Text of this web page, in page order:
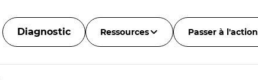
Diagnostic Ressources Passer à l'action